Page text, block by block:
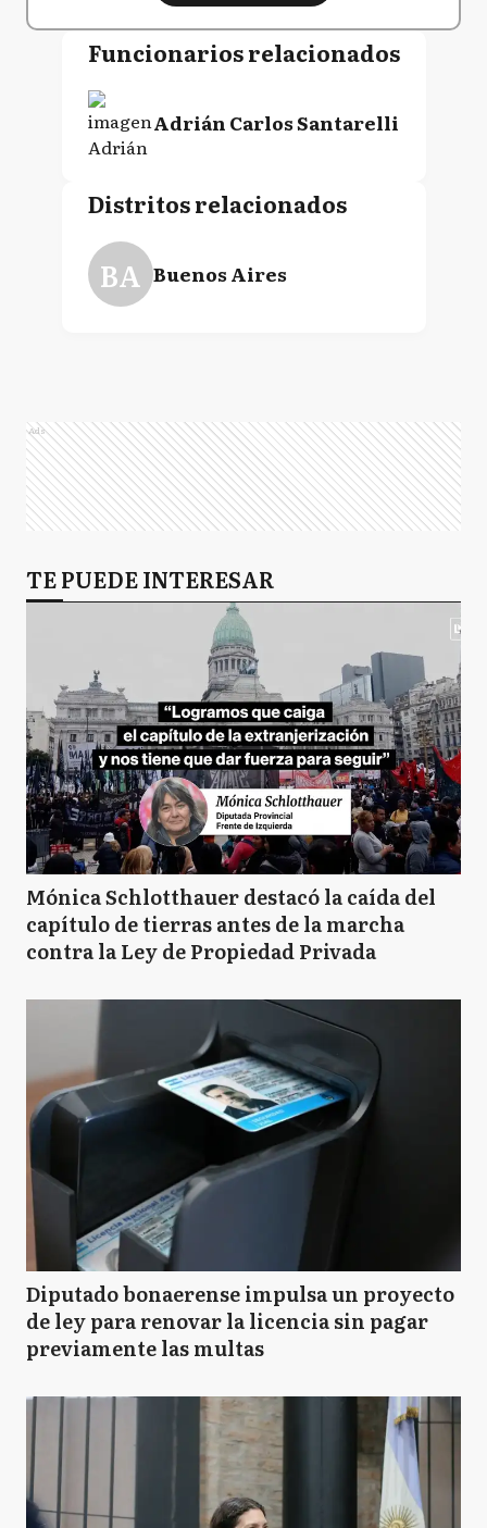
Funcionarios relacionados
Adrián Carlos Santarelli
Distritos relacionados
BA Buenos Aires
Ads
TE PUEDE INTERESAR
Mónica Schlotthauer destacó la caída del
capítulo de tierras antes de la marcha
contra la Ley de Propiedad Privada
Diputado bonaerense impulsa un proyecto
de ley para renovar la licencia sin pagar
previamente las multas